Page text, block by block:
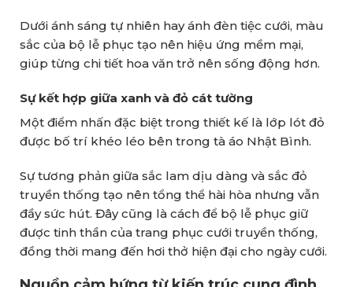
Dưới ánh sáng tự nhiên hay ánh đèn tiệc cưới, màu
sắc của bộ lễ phục tạo nên hiệu ứng mềm mại,
giúp từng chi tiết hoa văn trở nên sống động hơn.
Sự kết hợp giữa xanh và đỏ cát tường
Một điểm nhấn đặc biệt trong thiết kế là lớp lót đỏ
được bố trí khéo léo bên trong tà áo Nhật Bình.
Sự tương phản giữa sắc lam dịu dàng và sắc đỏ
truyền thống tạo nên tổng thể hài hòa nhưng vẫn
đầy sức hút. Đây cũng là cách để bộ lễ phục giữ
được tinh thần của trang phục cưới truyền thống,
đồng thời mang đến hơi thở hiện đại cho ngày cưới.